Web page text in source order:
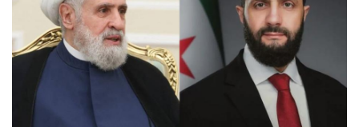
العالم
الصحافة الإسرائيلية
ثقافة وفنون